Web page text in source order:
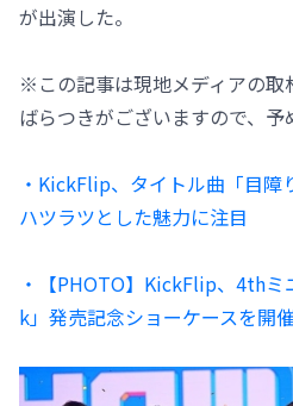
が出演した。
※この記事は現地メディアの取
ばらつきがございますので、予
・KickFlip、タイトル曲「目
ハツラツとした魅力に注目
・【PHOTO】KickFlip、4th
k」発売記念ショーケースを開催